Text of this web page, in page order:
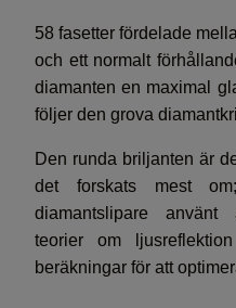
58 fasetter fördelade
och ett normalt
diamanten en maximal
följer den grova
Den runda briljanten är
det forskats mest
diamantslipare använt
teorier om
beräkningar för att